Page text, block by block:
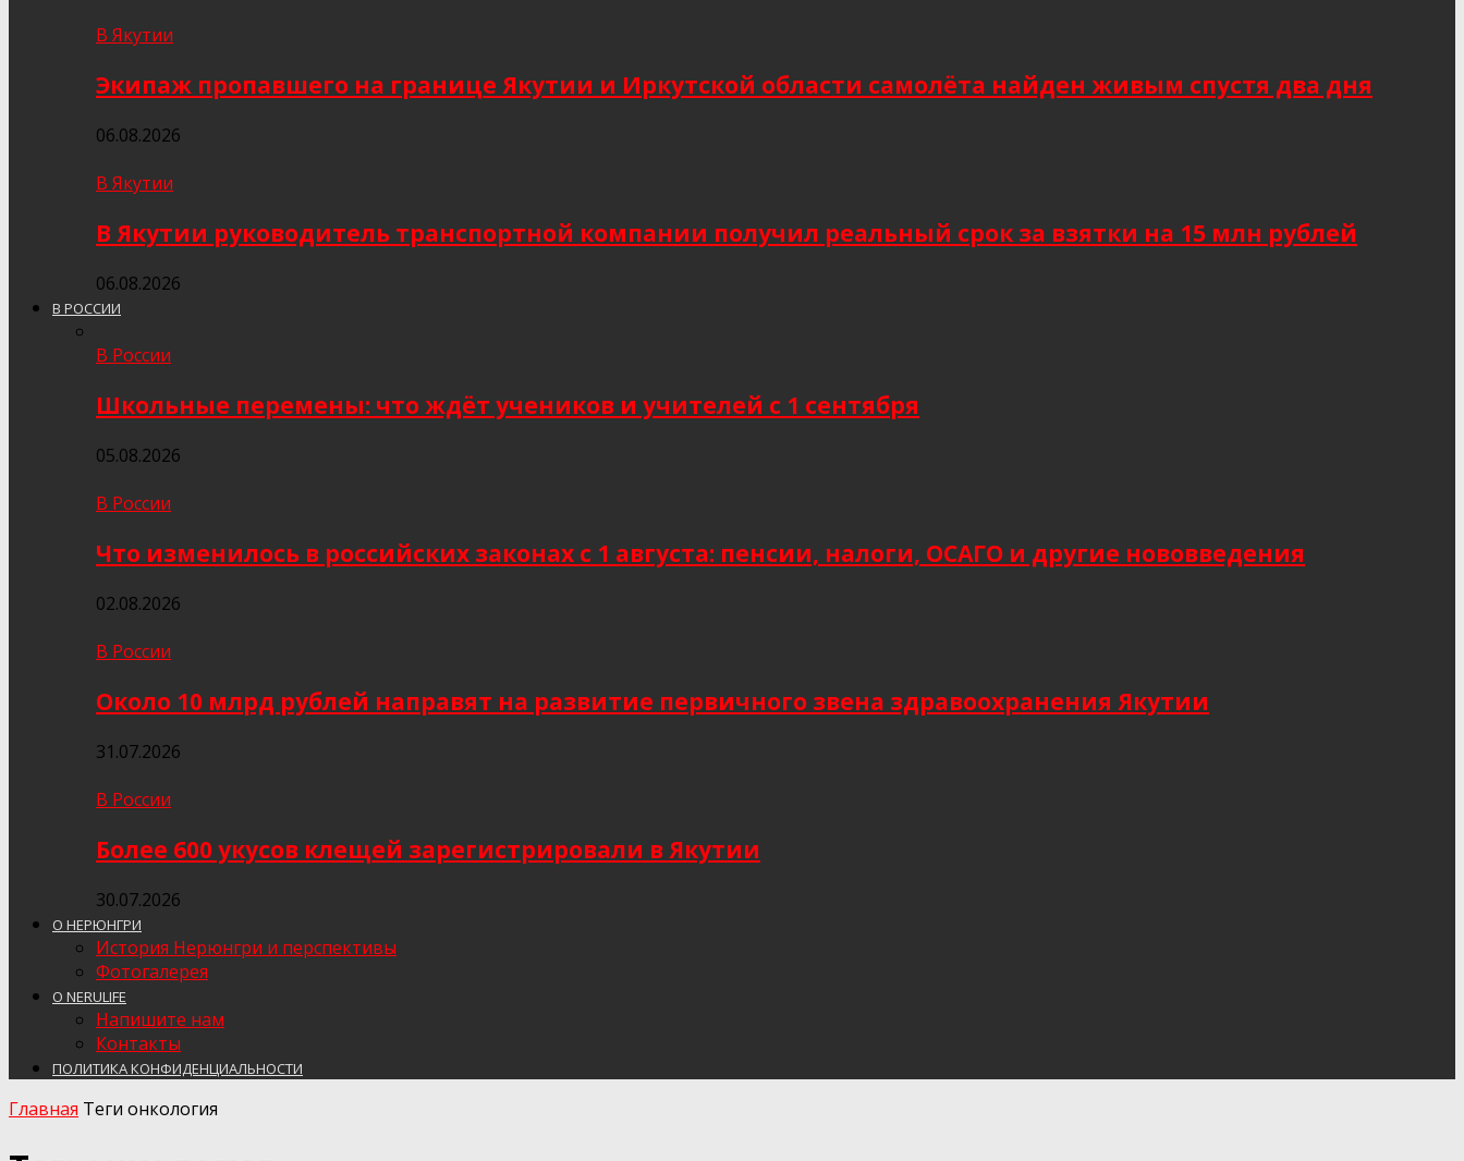
В Якутии
Экипаж пропавшего на границе Якутии и Иркутской области самолёта найден живым спустя два дня
06.08.2026
В Якутии
В Якутии руководитель транспортной компании получил реальный срок за взятки на 15 млн рублей
06.08.2026
В РОССИИ
В России
Школьные перемены: что ждёт учеников и учителей с 1 сентября
05.08.2026
В России
Что изменилось в российских законах с 1 августа: пенсии, налоги, ОСАГО и другие нововведения
02.08.2026
В России
Около 10 млрд рублей направят на развитие первичного звена здравоохранения Якутии
31.07.2026
В России
Более 600 укусов клещей зарегистрировали в Якутии
30.07.2026
О НЕРЮНГРИ
История Нерюнгри и перспективы
Фотогалерея
О NERULIFE
Напишите нам
Контакты
ПОЛИТИКА КОНФИДЕНЦИАЛЬНОСТИ
Главная Теги онкология